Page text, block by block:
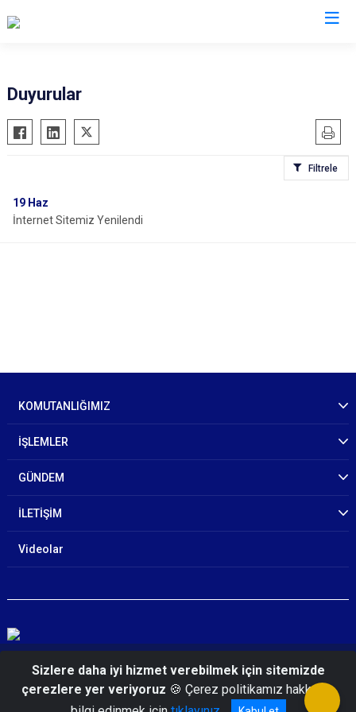
Duyurular
Filtrele
19 Haz
İnternet Sitemiz Yenilendi
KOMUTANLIĞIMIZ
İŞLEMLER
GÜNDEM
İLETİŞİM
Videolar
© 2026 Aydın İl Jandarma Komutanlığı
Sizlere daha iyi hizmet verebilmek için sitemizde
çerezlere yer veriyoruz 🍪 Çerez politikamız hakkında